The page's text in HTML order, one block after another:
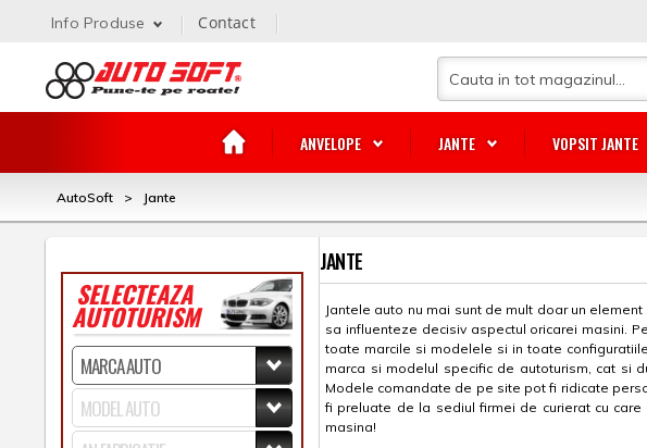
ANVELOPE JANTE VOPSIT JANTE
Info Produse Contact
AutoSoft > Jante
SELECTEAZA
AUTOTURISM
JANTE
Jantele auto nu mai sunt de mult doar un
sa influenteze decisiv aspectul oricarei masini.
toate marcile si modelele si in toate
marca si modelul specific de autoturism, cat si
Modele comandate de pe site pot fi ridicate
fi preluate de la sediul firmei de curierat cu
masina!